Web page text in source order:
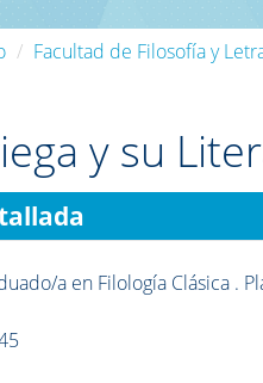
Facultad de Filosofía y
y su
a en Filología Clásica .